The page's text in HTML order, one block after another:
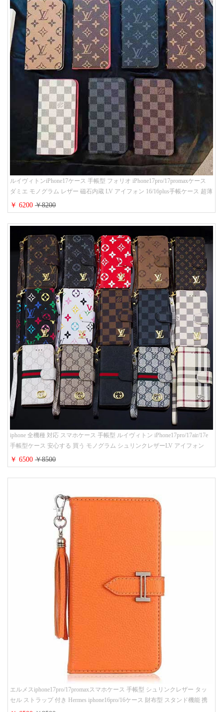
ルイヴィトンiPhone17ケース 手帳型 フォリオ iPhone17pro/17promaxケース
ダミエ モノグラム レザー 磁石内蔵 LV アイフォン 16/16plus手帳ケース 超薄
ビジネス風 メンズ レディース おしゃれ ブランドiphone15/14/13手帳型スマ
ホケース お 揃い
￥ 6200￥8200
iphone 全機種 対応 スマホケース 手帳型 ルイヴィトン iPhone17pro/17air/17e
手帳型ケース 安心する 買う モノグラム シュリンクレザーLV アイフォン
16/16promaxスマホケース 手帳 多機能 グッチiphone15pro/14/13携帯ケース 大
人 レディース メンズ ストラップ付き
￥ 6500￥8500
エルメスiphone17pro/17promaxスマホケース 手帳型 シュリンクレザー タッ
セル ストラップ 付き Hermes iphone16pro/16ケース 財布型 スタンド機能 携
帯カバー ハイ ブランド アイフォーン15/14/13ケース 手帳 レディース 人気